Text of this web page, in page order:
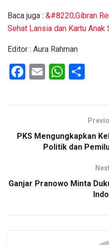
Baca juga : &#8220;Gibran
Sehat Lansia dan Kartu Anak
Editor : Aura Rahman
F
o
E
W
A
p
e
PKS Mengungkapkan
Politik dan
Ganjar Pranowo Minta